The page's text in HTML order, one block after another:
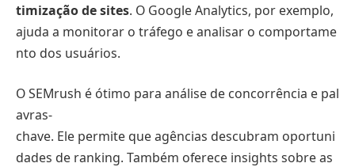
timização de sites. O Google Analytics, por exemplo,
ajuda a monitorar o tráfego e analisar o comportame
nto dos usuários.
O SEMrush é ótimo para análise de concorrência e pal
avras-
chave. Ele permite que agências descubram oportuni
dades de ranking. Também oferece insights sobre as